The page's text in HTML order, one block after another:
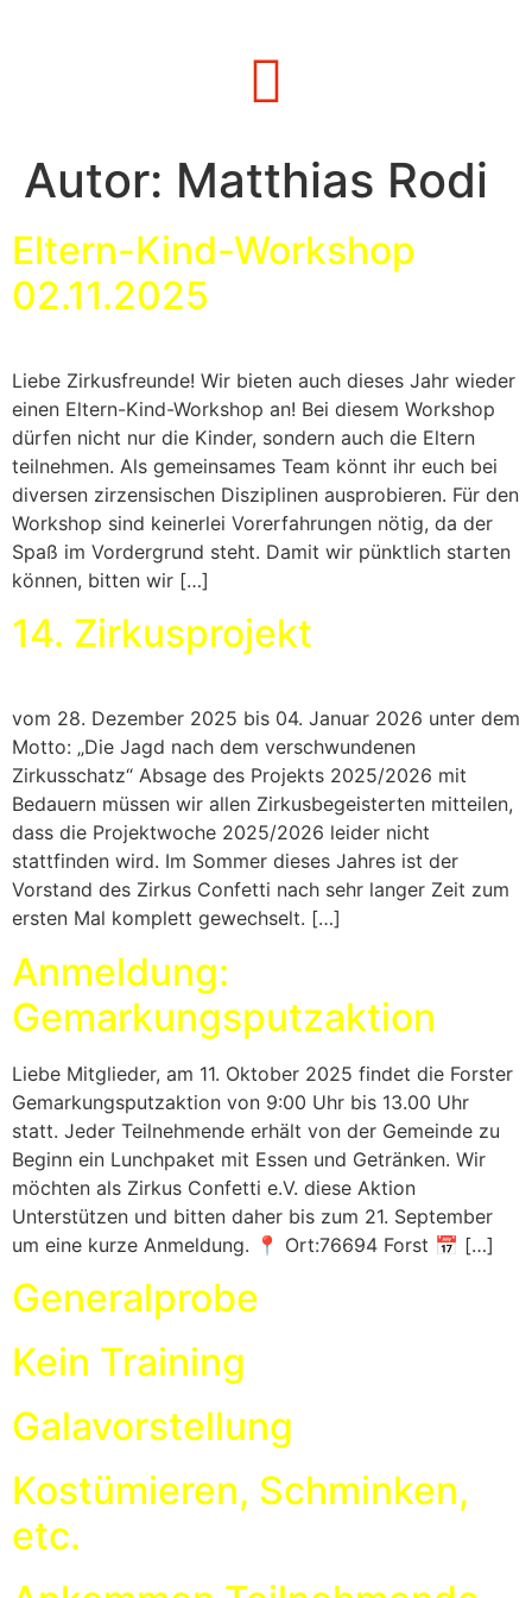
Autor: Matthias Rodi
Eltern-Kind-Workshop
02.11.2025
Liebe Zirkusfreunde! Wir bieten auch dieses Jahr wieder
einen Eltern-Kind-Workshop an! Bei diesem Workshop
dürfen nicht nur die Kinder, sondern auch die Eltern
teilnehmen. Als gemeinsames Team könnt ihr euch bei
diversen zirzensischen Disziplinen ausprobieren. Für den
Workshop sind keinerlei Vorerfahrungen nötig, da der
Spaß im Vordergrund steht. Damit wir pünktlich starten
können, bitten wir […]
14. Zirkusprojekt
vom 28. Dezember 2025 bis 04. Januar 2026 unter dem
Motto: „Die Jagd nach dem verschwundenen
Zirkusschatz“ Absage des Projekts 2025/2026 mit
Bedauern müssen wir allen Zirkusbegeisterten mitteilen,
dass die Projektwoche 2025/2026 leider nicht
stattfinden wird. Im Sommer dieses Jahres ist der
Vorstand des Zirkus Confetti nach sehr langer Zeit zum
ersten Mal komplett gewechselt. […]
Anmeldung:
Gemarkungsputzaktion
Liebe Mitglieder, am 11. Oktober 2025 findet die Forster
Gemarkungsputzaktion von 9:00 Uhr bis 13.00 Uhr
statt. Jeder Teilnehmende erhält von der Gemeinde zu
Beginn ein Lunchpaket mit Essen und Getränken. Wir
möchten als Zirkus Confetti e.V. diese Aktion
Unterstützen und bitten daher bis zum 21. September
um eine kurze Anmeldung. 📍 Ort:76694 Forst 📅 […]
Generalprobe
Kein Training
Galavorstellung
Kostümieren, Schminken,
etc.